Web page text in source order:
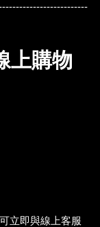
上購物
立即與線上客服